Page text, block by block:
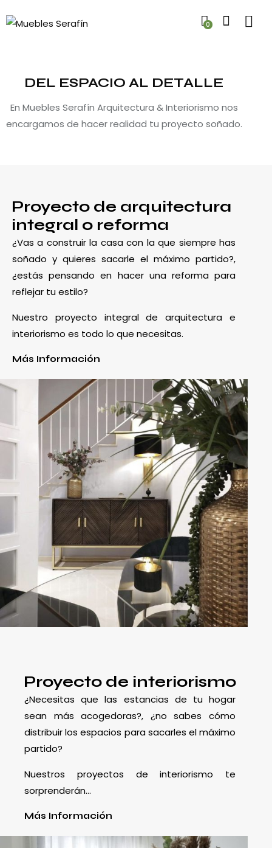
0
DEL ESPACIO AL DETALLE
En Muebles Serafín Arquitectura & Interiorismo nos
encargamos de hacer realidad tu proyecto soñado.
Proyecto de arquitectura
integral o reforma
¿Vas a construir la casa con la que siempre has
soñado y quieres sacarle el máximo partido?,
¿estás pensando en hacer una reforma para
reflejar tu estilo?
Nuestro proyecto integral de arquitectura e
interiorismo es todo lo que necesitas.
Más Información
Proyecto de interiorismo
¿Necesitas que las estancias de tu hogar
sean más acogedoras?, ¿no sabes cómo
distribuir los espacios para sacarles el máximo
partido?
Nuestros proyectos de interiorismo te
sorprenderán…
Más Información